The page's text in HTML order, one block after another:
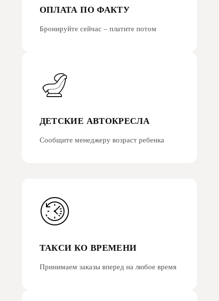
ОПЛАТА ПО ФАКТУ
Бронируйте сейчас – платите потом
ДЕТСКИЕ АВТОКРЕСЛА
Сообщите менеджеру возраст ребенка
ТАКСИ КО ВРЕМЕНИ
Принимаем заказы вперед на любое время